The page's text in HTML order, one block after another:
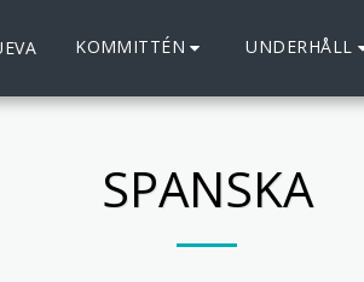
KOMMITTÉN UNDERHÅLL
SPANSKA